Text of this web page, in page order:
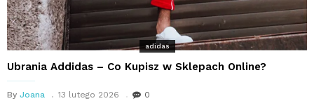
adidas
Ubrania Addidas – Co Kupisz w Sklepach Online?
By Joana 13 lutego 2026 0